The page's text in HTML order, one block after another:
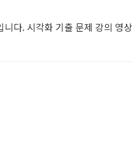
다. 시각화 기출 문제 강의 영상